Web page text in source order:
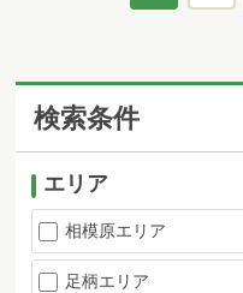
検索条件
エリア
相模原エリア
足柄エリア